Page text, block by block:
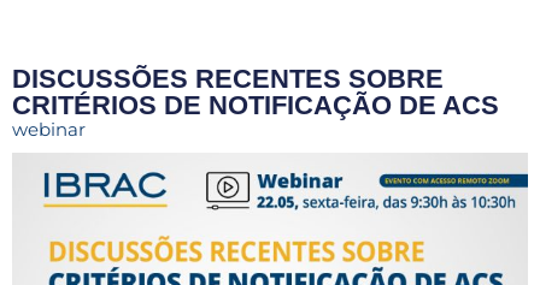
DISCUSSÕES RECENTES SOBRE
CRITÉRIOS DE NOTIFICAÇÃO DE ACS
webinar